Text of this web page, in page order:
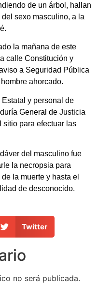
de un árbol, hallan
sexo masculino, a la
la mañana de este
calle Constitución y
a Seguridad Pública
ahorcado.
y personal de
General de Justicia
para efectuar las
del masculino fue
la necropsia para
la muerte y hasta el
de desconocido.
Twitter
no será publicada.